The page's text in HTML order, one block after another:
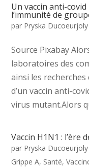
Un vaccin anti-
l’immunité de
par Pryska Ducoeurjoly
Source Pixabay
laboratoires des
ainsi les recherches
d’un vaccin anti-
virus mutant.Alors
Vaccin H1N1 : l’ère
par Pryska Ducoeurjoly
Grippe A, Santé,